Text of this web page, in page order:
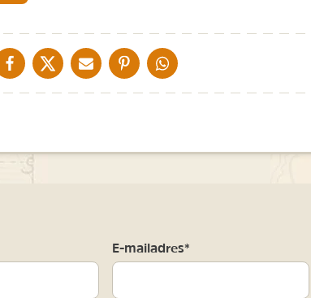
DELEN OP FACEBOOK
DELEN OP XDELEN VIA DE MAIL
DELEN OP PINTEREST
DELEN OP WHATSAPP
E-mailadres*